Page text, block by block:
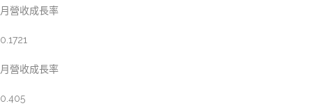
月營收成長率
0.1721
月營收成長率
0.405